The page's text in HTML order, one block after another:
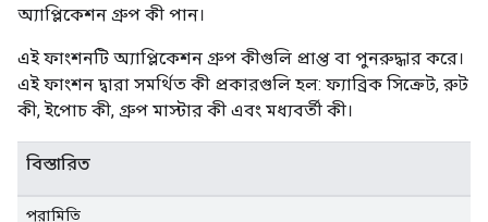
অ্যাপ্লিকেশন গ্রুপ কী পান।
এই ফাংশনটি অ্যাপ্লিকেশন গ্রুপ কীগুলি প্রাপ্ত বা পুনরুদ্ধার করে।
এই ফাংশন দ্বারা সমর্থিত কী প্রকারগুলি হল: ফ্যাব্রিক সিক্রেট, রুট
কী, ইপোচ কী, গ্রুপ মাস্টার কী এবং মধ্যবর্তী কী।
বিস্তারিত
পরামিতি